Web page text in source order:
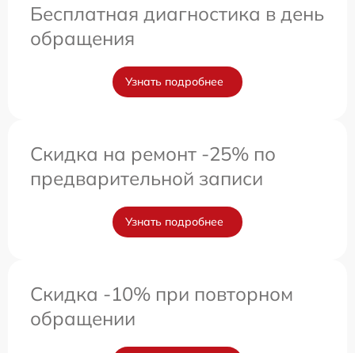
Бесплатная диагностика в день
обращения
Узнать подробнее
Скидка на ремонт -25% по
предварительной записи
Узнать подробнее
Скидка -10% при повторном
обращении